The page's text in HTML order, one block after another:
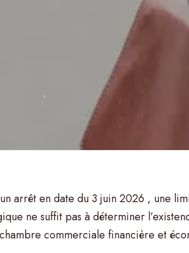
arrêt en date du 3 juin 2026 , une
ne suffit pas à déterminer
commerciale financière et